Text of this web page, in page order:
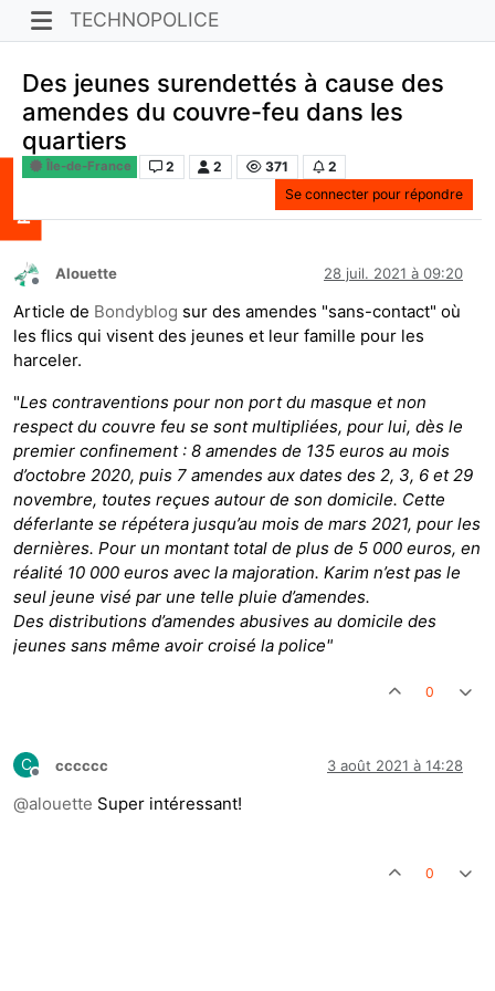
TECHNOPOLICE
Des jeunes surendettés à cause des
amendes du couvre-feu dans les
quartiers
Île-de-France 2 2 371
2
Se connecter pour répondre
Hors-ligne
Alouette 28 juil. 2021 à 09:20
Article de Bondyblog sur des amendes "sans-contact" où
les flics qui visent des jeunes et leur famille pour les
harceler.
"Les contraventions pour non port du masque et non
respect du couvre feu se sont multipliées, pour lui, dès le
premier confinement : 8 amendes de 135 euros au mois
d’octobre 2020, puis 7 amendes aux dates des 2, 3, 6 et 29
novembre, toutes reçues autour de son domicile. Cette
déferlante se répétera jusqu’au mois de mars 2021, pour les
dernières. Pour un montant total de plus de 5 000 euros, en
réalité 10 000 euros avec la majoration. Karim n’est pas le
seul jeune visé par une telle pluie d’amendes.
Des distributions d’amendes abusives au domicile des
jeunes sans même avoir croisé la police"
0
C
Hors-ligne
cccccc 3 août 2021 à 14:28
@alouette Super intéressant!
0